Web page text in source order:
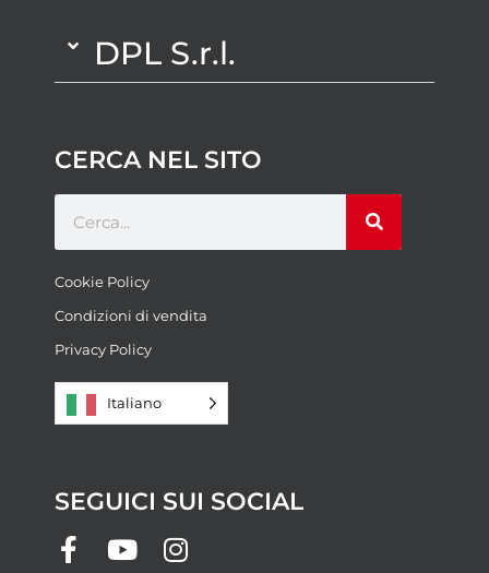
DPL S.r.l.
CERCA NEL SITO
Cookie Policy
Condizioni di vendita
Privacy Policy
Italiano
SEGUICI SUI SOCIAL